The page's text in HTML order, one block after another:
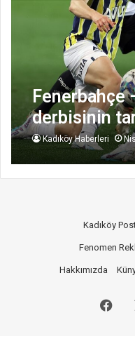
Fenerbahçe
derbisinin
Kadıköy Haberleri
Kadıköy
Fenomen
Hakkımızda